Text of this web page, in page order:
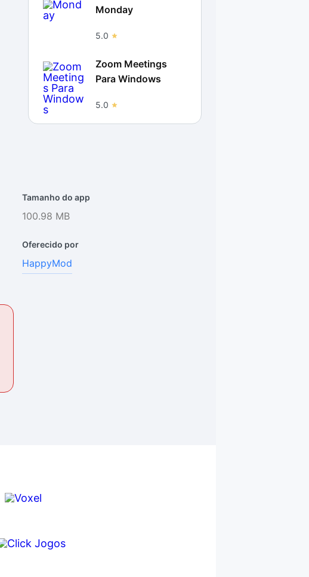
Monday
5.0
Zoom Meetings
Para Windows
5.0
Tamanho do app
100.98 MB
Oferecido por
HappyMod